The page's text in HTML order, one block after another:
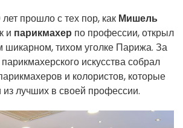
прошло с тех пор, как Мишель
и парикмахер по профессии, открыл
шикарном, тихом уголке Парижа. За
искусства собрал
и колористов, которые
лучших в своей профессии.